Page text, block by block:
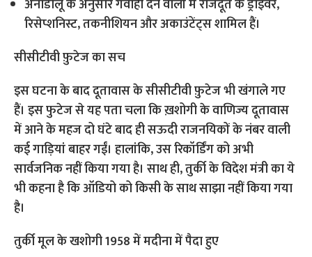
अनाडोलू के अनुसार गवाही देने वालों में राजदूत के ड्राइवर,
रिसेप्शनिस्ट, तकनीशियन और अकाउंटेंट्स शामिल हैं।
सीसीटीवी फ़ुटेज का सच
इस घटना के बाद दूतावास के सीसीटीवी फ़ुटेज भी खंगाले गए
हैं। इस फुटेज से यह पता चला कि ख़शोगी के वाणिज्य दूतावास
में आने के महज दो घंटे बाद ही सऊदी राजनयिकों के नंबर वाली
कई गाड़ियां बाहर गईं। हालांकि, उस रिकॉर्डिंग को अभी
सार्वजनिक नहीं किया गया है। साथ ही, तुर्की के विदेश मंत्री का ये
भी कहना है कि ऑडियो को किसी के साथ साझा नहीं किया गया
है।
तुर्की मूल के खशोगी 1958 में मदीना में पैदा हुए